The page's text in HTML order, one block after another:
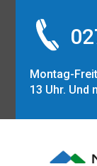
Montag-
13 Uhr. Und